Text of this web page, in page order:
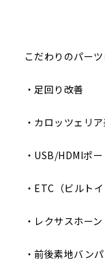
こだわりのパーツ
・足回り改善
・カロッツェリ
・USB/HDMIポー
・ETC（ビルトイ
・レクサスホーン
・前後素地バン